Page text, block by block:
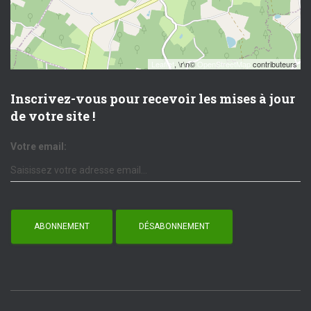
Leaflet, \r\n©OpenStreetMap contributeurs
Inscrivez-vous pour recevoir les mises à jour
de votre site !
Votre email: